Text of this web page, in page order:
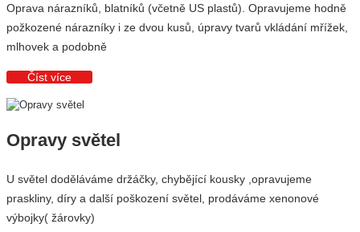
Oprava nárazníků, blatníků (včetně US plastů). Opravujeme hodně
požkozené nárazníky i ze dvou kusů, úpravy tvarů vkládání mřížek,
mlhovek a podobně
Číst více
Opravy světel
U světel doděláváme držáčky, chybějící kousky ,opravujeme
praskliny, díry a další poškození světel, prodáváme xenonové
výbojky( žárovky)